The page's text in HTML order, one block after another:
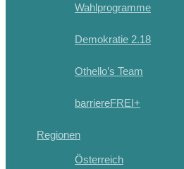
Wahlprogramme
Demokratie 2.18
Othello’s Team
barriereFREI+
Regionen
Österreich